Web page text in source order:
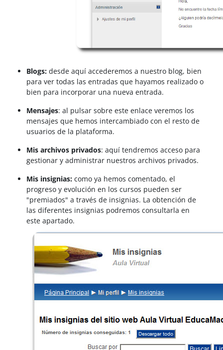
Blogs:desde aquí accederemos a nuestro blog, bien
para ver todas las entradas que hayamos realizado o
bien para incorporar una nueva entrada.
Mensajes: al pulsar sobre este enlace veremos los
mensajes que hemos intercambiado con el resto de
usuarios de la plataforma.
Mis archivos privados: aquí tendremos acceso para
gestionar y administrar nuestros archivos privados.
Mis insignias: como ya hemos comentado, el
progreso y evolución en los cursos pueden ser
"premiados" a través de insignias. La obtención de
las diferentes insignias podremos consultarla en
este apartado.